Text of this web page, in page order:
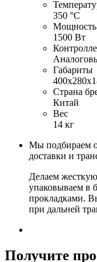
350 °С
Мощность
1500 Вт
Габариты
Страна
Китай
Вес
14 кг
Мы подбираем
доставки и
Делаем
упаковываем в
прокладками.
при дальней
Получите